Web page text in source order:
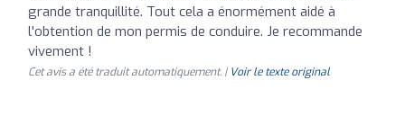
grande tranquillité. Tout cela a énormément aidé à
l'obtention de mon permis de conduire. Je recommande
vivement !
Cet avis a été traduit automatiquement. | Voir le texte original